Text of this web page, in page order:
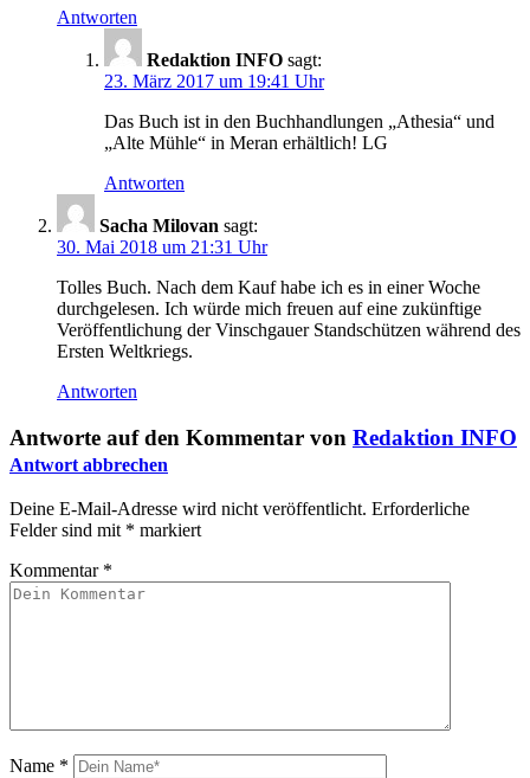
Antworten
Redaktion INFO sagt:
23. März 2017 um 19:41 Uhr
Das Buch ist in den Buchhandlungen „Athesia“ und
„Alte Mühle“ in Meran erhältlich! LG
Antworten
Sacha Milovan sagt:
30. Mai 2018 um 21:31 Uhr
Tolles Buch. Nach dem Kauf habe ich es in einer Woche
durchgelesen. Ich würde mich freuen auf eine zukünftige
Veröffentlichung der Vinschgauer Standschützen während des
Ersten Weltkriegs.
Antworten
Antworte auf den Kommentar von Redaktion INFO
Antwort abbrechen
Deine E-Mail-Adresse wird nicht veröffentlicht. Erforderliche
Felder sind mit * markiert
Kommentar *
Name *